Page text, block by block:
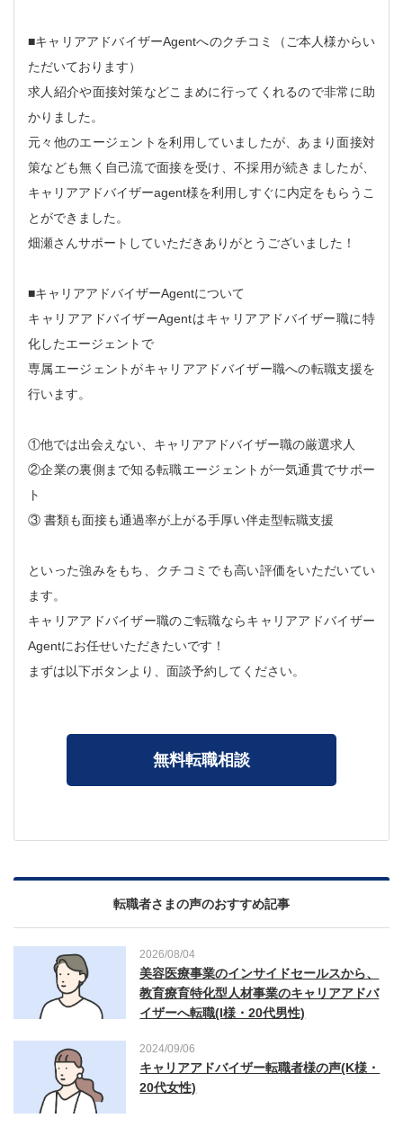
■キャリアアドバイザーAgentへのクチコミ（ご本人様からい
ただいております）
求人紹介や面接対策などこまめに行ってくれるので非常に助
かりました。
元々他のエージェントを利用していましたが、あまり面接対
策なども無く自己流で面接を受け、不採用が続きましたが、
キャリアアドバイザーagent様を利用しすぐに内定をもらうこ
とができました。
畑瀬さんサポートしていただきありがとうございました！
■キャリアアドバイザーAgentについて
キャリアアドバイザーAgentはキャリアアドバイザー職に特
化したエージェントで
専属エージェントがキャリアアドバイザー職への転職支援を
行います。
①他では出会えない、キャリアアドバイザー職の厳選求人
②企業の裏側まで知る転職エージェントが一気通貫でサポー
ト
③ 書類も面接も通過率が上がる手厚い伴走型転職支援
といった強みをもち、クチコミでも高い評価をいただいてい
ます。
キャリアアドバイザー職のご転職ならキャリアアドバイザー
Agentにお任せいただきたいです！
まずは以下ボタンより、面談予約してください。
無料転職相談
転職者さまの声のおすすめ記事
2026/08/04
美容医療事業のインサイドセールスから、
教育療育特化型人材事業のキャリアアドバ
イザーへ転職(I様・20代男性)
2024/09/06
キャリアアドバイザー転職者様の声(K様・
20代女性)